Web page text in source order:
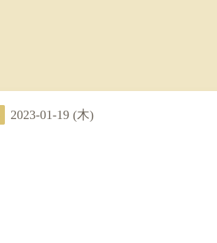
2023-01-19 (木)